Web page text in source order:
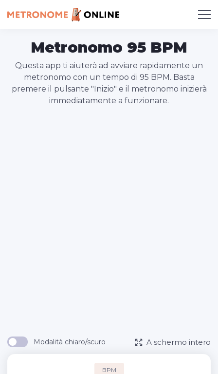
Metronomo 95 BPM
Questa app ti aiuterà ad avviare rapidamente un
metronomo con un tempo di 95 BPM. Basta
premere il pulsante "Inizio" e il metronomo inizierà
immediatamente a funzionare.
Modalità chiaro/scuro A schermo intero
BPM